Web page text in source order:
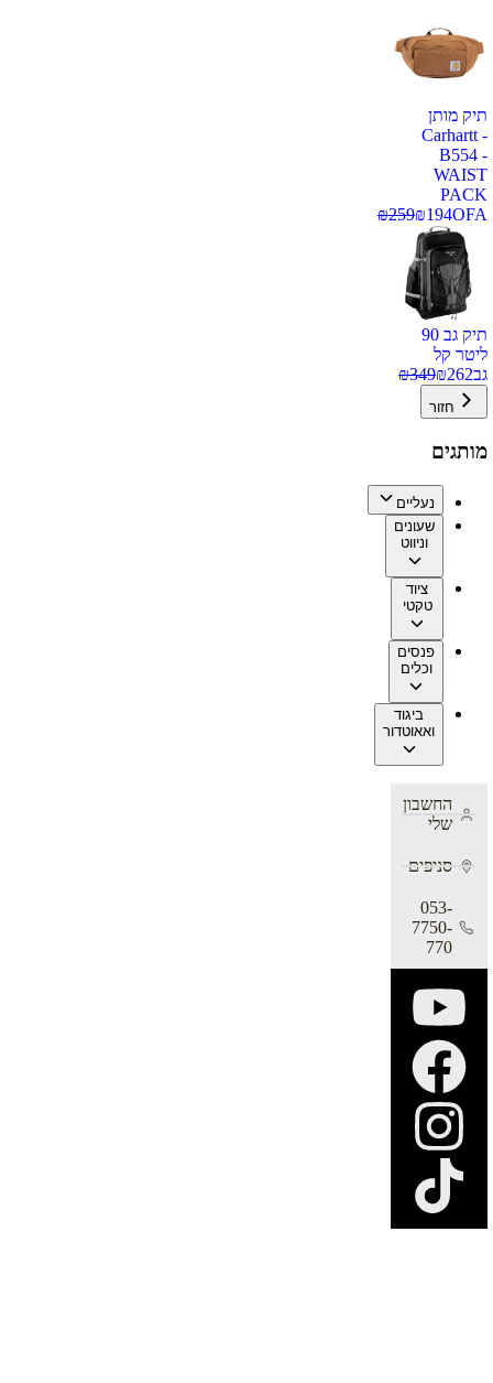
תיק מותן
Carhartt -
B554 -
WAIST
PACK
OFA
₪194
₪259
תיק גב 90
ליטר קל
גב
₪262
₪349
חזור
מותגים
נעליים
שעונים
וניווט
ציוד
טקטי
פנסים
וכלים
ביגוד
ואאוטדור
החשבון
שלי
סניפים
053-
7750-
770